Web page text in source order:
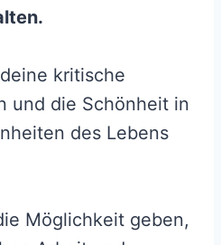
kritische
und die Schönheit in
des Lebens
Möglichkeit geben,